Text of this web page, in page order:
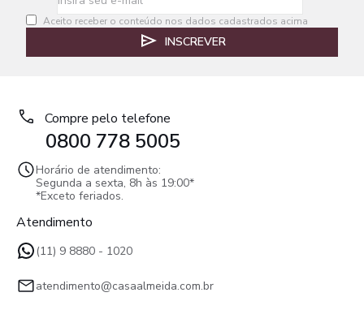
Aceito receber o conteúdo nos dados cadastrados acima
INSCREVER
Compre pelo telefone
0800 778 5005
Horário de atendimento:
Segunda a sexta, 8h às 19:00*
*Exceto feriados.
Atendimento
(11) 9 8880 - 1020
atendimento@casaalmeida.com.br